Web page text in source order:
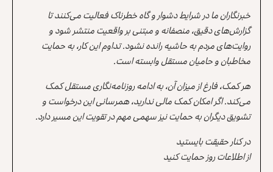
خبرنگاران ما در شرایط دشوار و گاه خطرناک فعالیت می‌کنند تا
گزارش‌های دقیق، منصفانه و مبتنی بر واقعیت منتشر شود و
روایت‌های مردم به حاشیه رانده نشود. تداوم این کار، به حمایت
مخاطبان و حامیان مستقل وابسته است.
هر کمک، فارغ از میزان آن، به ادامه روزنامه‌نگاری مستقل کمک
می‌کند. اگر امکان کمک مالی ندارید، همرسانی این درخواست و
تشویق دیگران به حمایت نیز سهمی مهم در تقویت این مسیر دارد.
در کنار حقیقت بایستید
از اطلاعات روز حمایت کنید